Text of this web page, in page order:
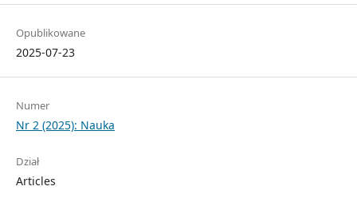
Opublikowane
2025-07-23
Numer
Nr 2 (2025): Nauka
Dział
Articles